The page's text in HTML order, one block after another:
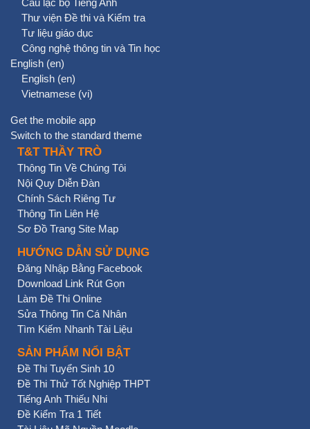
Câu lạc bộ Tiếng Anh
Thư viện Đề thi và Kiểm tra
Tư liệu giáo dục
Công nghệ thông tin và Tin học
English ‎(en)‎
English ‎(en)‎
Vietnamese ‎(vi)‎
Get the mobile app
Switch to the standard theme
T&T THẦY TRÒ
Thông Tin Về Chúng Tôi
Nội Quy Diễn Đàn
Chính Sách Riêng Tư
Thông Tin Liên Hệ
Sơ Đồ Trang Site Map
HƯỚNG DẪN SỬ DỤNG
Đăng Nhập Bằng Facebook
Download Link Rút Gọn
Làm Đề Thi Online
Sửa Thông Tin Cá Nhân
Tìm Kiếm Nhanh Tài Liệu
SẢN PHẨM NỔI BẬT
Đề Thi Tuyển Sinh 10
Đề Thi Thử Tốt Nghiệp THPT
Tiếng Anh Thiếu Nhi
Đề Kiểm Tra 1 Tiết